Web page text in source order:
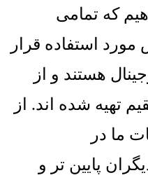
که تمامی
استفاده قرار
هستند و از
تهیه شده اند. از
ما در
پایین تر و